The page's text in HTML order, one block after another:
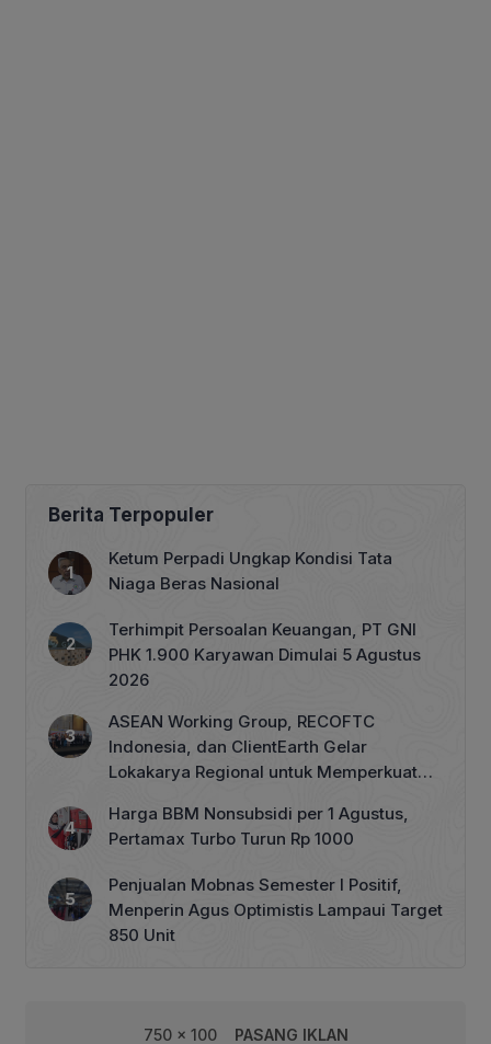
Berita Terpopuler
Ketum Perpadi Ungkap Kondisi Tata
Niaga Beras Nasional
Terhimpit Persoalan Keuangan, PT GNI
PHK 1.900 Karyawan Dimulai 5 Agustus
2026
ASEAN Working Group, RECOFTC
Indonesia, dan ClientEarth Gelar
Lokakarya Regional untuk Memperkuat
Harga BBM Nonsubsidi per 1 Agustus,
Pertamax Turbo Turun Rp 1000
Penjualan Mobnas Semester I Positif,
Menperin Agus Optimistis Lampaui Target
850 Unit
750 x 100 PASANG IKLAN